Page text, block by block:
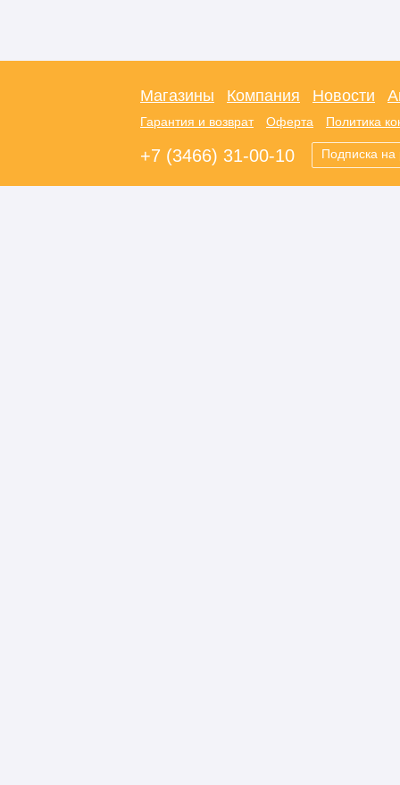
Магазины Компания Новости
Гарантия и возврат Оферта Политика
+7 (3466) 31-00-10 Подписка на